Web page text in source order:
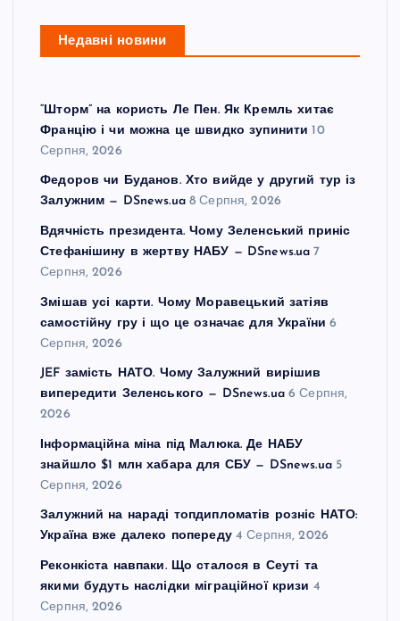
Недавні новини
“Шторм” на користь Ле Пен. Як Кремль хитає
Францію і чи можна це швидко зупинити 10
Серпня, 2026
Федоров чи Буданов. Хто вийде у другий тур із
Залужним — DSnews.ua 8 Серпня, 2026
Вдячність президента. Чому Зеленський приніс
Стефанішину в жертву НАБУ — DSnews.ua 7
Серпня, 2026
Змішав усі карти. Чому Моравецький затіяв
самостійну гру і що це означає для України 6
Серпня, 2026
JEF замість НАТО. Чому Залужний вирішив
випередити Зеленського — DSnews.ua 6 Серпня,
2026
Інформаційна міна під Малюка. Де НАБУ
знайшло $1 млн хабара для СБУ — DSnews.ua 5
Серпня, 2026
Залужний на нараді топдипломатів розніс НАТО:
Україна вже далеко попереду 4 Серпня, 2026
Реконкіста навпаки. Що сталося в Сеуті та
якими будуть наслідки міграційної кризи 4
Серпня, 2026